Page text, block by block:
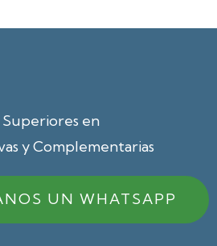
Superiores en
y Complementarias
UN WHATSAPP